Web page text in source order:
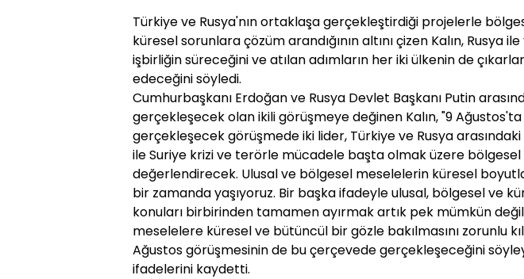
Türkiye ve Rusya'nın ortaklaşa gerçekleştirdiği projelerle
küresel sorunlara çözüm arandığının altını çizen Kalın, Rusya ile
işbirliğin süreceğini ve atılan adımların her iki ülkenin de
edeceğini söyledi.
Cumhurbaşkanı Erdoğan ve Rusya Devlet Başkanı Putin
gerçekleşecek olan ikili görüşmeye değinen Kalın, "9 Ağustos'ta
gerçekleşecek görüşmede iki lider, Türkiye ve Rusya arasındaki
ile Suriye krizi ve terörle mücadele başta olmak üzere
değerlendirecek. Ulusal ve bölgesel meselelerin küresel
bir zamanda yaşıyoruz. Bir başka ifadeyle ulusal, bölgesel ve
konuları birbirinden tamamen ayırmak artık pek mümkün
meselelere küresel ve bütüncül bir gözle bakılmasını zorunlu
Ağustos görüşmesinin de bu çerçevede gerçekleşeceğini
ifadelerini kaydetti.